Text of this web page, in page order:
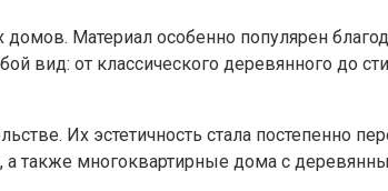
Материал особенно популярен
от классического деревянного до
Их эстетичность стала постепенно
также многоквартирные дома с